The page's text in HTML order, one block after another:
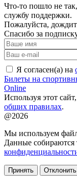
Что-то пошло не
службу поддержки.
Пожалуйста,
Спасибо за
Я согласен(а) на
Билеты на
Online
Используя этот
общих правилах.
@2026
Мы используем
Данные собираются
Принять Отклонить